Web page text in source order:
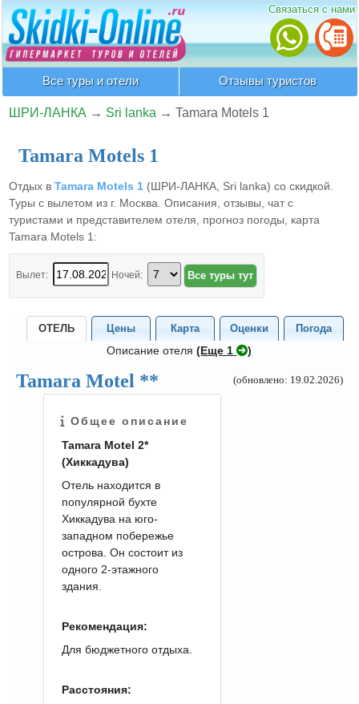
Связаться с нами
Все туры и отели Отзывы туристов
ШРИ-ЛАНКА → Sri lanka →Tamara Motels 1
Tamara Motels 1
Отдых вTamara Motels 1 (ШРИ-ЛАНКА, Sri lanka) со скидкой.
Туры с вылетом из г. Москва. Описания, отзывы, чат с
туристами и представителем отеля, прогноз погоды, карта
Tamara Motels 1:
Вылет: Ночей:
ОТЕЛЬ Цены Карта Оценки Погода
Описание отеля(Eще 1 )
Tamara Motel ** (обновлено: 19.02.2026)
Общее описание
Tamara Motel 2*
(Хиккадува)
Отель находится в
популярной бухте
Хиккадува на юго-
западном побережье
острова. Он состоит из
одного 2-этажного
здания.
Рекомендация:
Для бюджетного отдыха.
Расстояния: